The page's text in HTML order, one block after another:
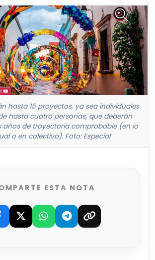
hasta 15 proyectos, ya sea individuales
hasta cuatro personas, que deberán
años de trayectoria comprobable (en lo
o en colectivo). Foto: Especial
ESTA NOTA